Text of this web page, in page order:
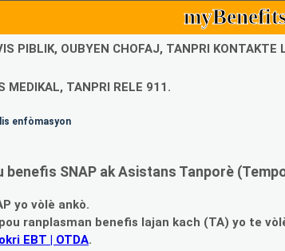
PIBLIK, OUBYEN CHOFAJ, TANPRI KONTAKTE
MEDIKAL, TANPRI RELE 911.
enfòmasyon
benefis SNAP ak Asistans Tanporè
yo vòlè ankò.
ranplasman benefis lajan kach (TA) yo te
EBT | OTDA.